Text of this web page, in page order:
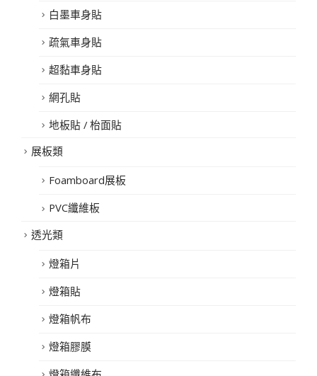
白墨車身貼
疏氣車身貼
超黏車身貼
網孔貼
地板貼 / 枱面貼
展板類
Foamboard展板
PVC纖維板
透光類
燈箱片
燈箱貼
燈箱帆布
燈箱膠膜